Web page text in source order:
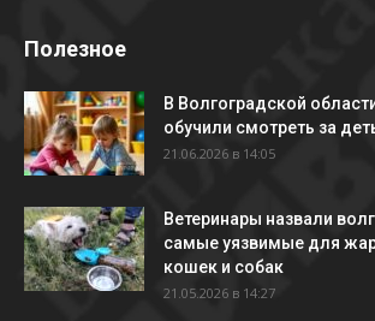
Полезное
В Волгоградской
обучили смотреть за
21.06.2026 в 14:05
Ветеринары назвали
самые уязвимые для
кошек и собак
21.05.2026 в 14:27